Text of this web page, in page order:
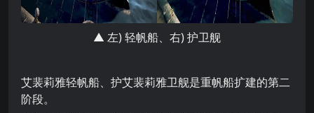
▲ 左) 轻帆船、右) 护卫舰
艾裴莉雅轻帆船、护艾裴莉雅卫舰是重帆船扩建的第二
阶段。